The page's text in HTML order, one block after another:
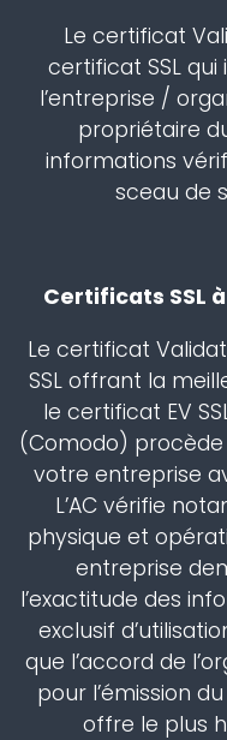
Le certificat
certificat SSL
l’entreprise /
propriétaire
informations
sceau de
Certificats SSL
Le certificat
SSL offrant la
le certificat EV
(Comodo)
votre entreprise
L’AC vérifie
physique et
entreprise
l’exactitude des
exclusif
que l’accord de
pour l’émission
offre le plus